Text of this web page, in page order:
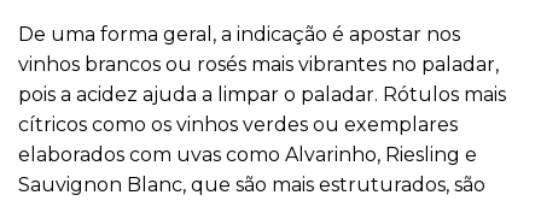
De uma forma geral, a indicação é apostar nos
vinhos brancos ou rosés mais vibrantes no paladar,
pois a acidez ajuda a limpar o paladar. Rótulos mais
cítricos como os vinhos verdes ou exemplares
elaborados com uvas como Alvarinho, Riesling e
Sauvignon Blanc, que são mais estruturados, são